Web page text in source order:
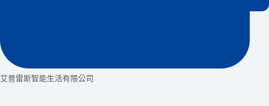
艾普雷斯智能生活有限公司